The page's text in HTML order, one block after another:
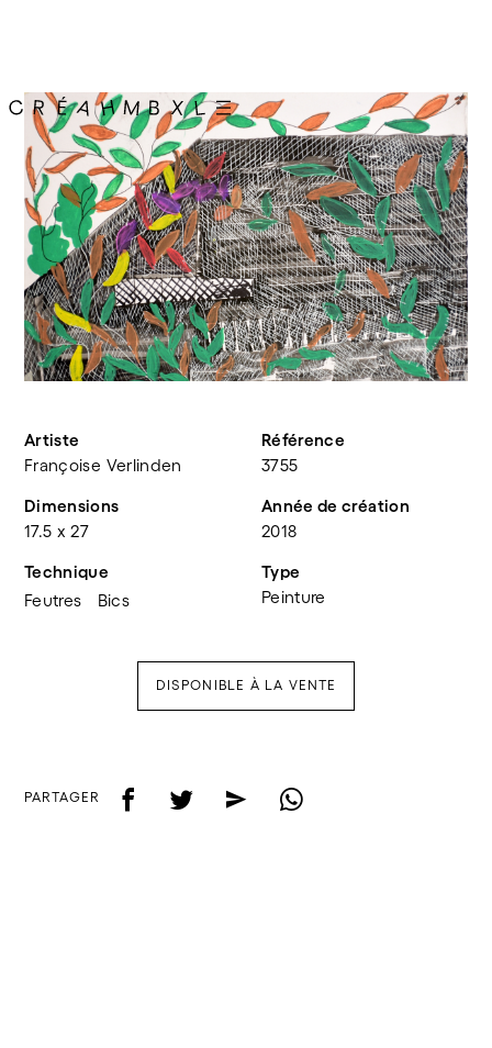
Artiste
Françoise Verlinden
Référence
3755
Dimensions
17.5 x 27
Année de création
2018
Technique
Feutres
Bics
Type
Peinture
DISPONIBLE À LA VENTE
PARTAGER f t e w